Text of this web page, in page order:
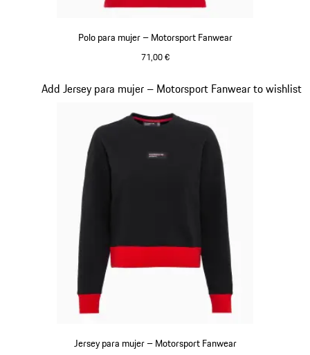
Polo para mujer – Motorsport Fanwear
71,00 €
Jersey para mujer – Motorsport Fanwear
Add Jersey para mujer – Motorsport Fanwear to wishlist
Diapositiva 19 de 20